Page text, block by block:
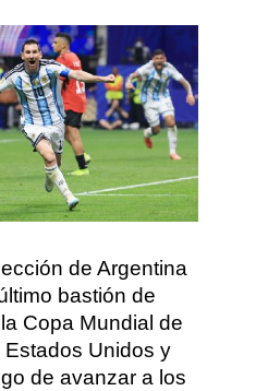
de Argentina
bastión de
Copa Mundial de
Unidos y
de avanzar a los